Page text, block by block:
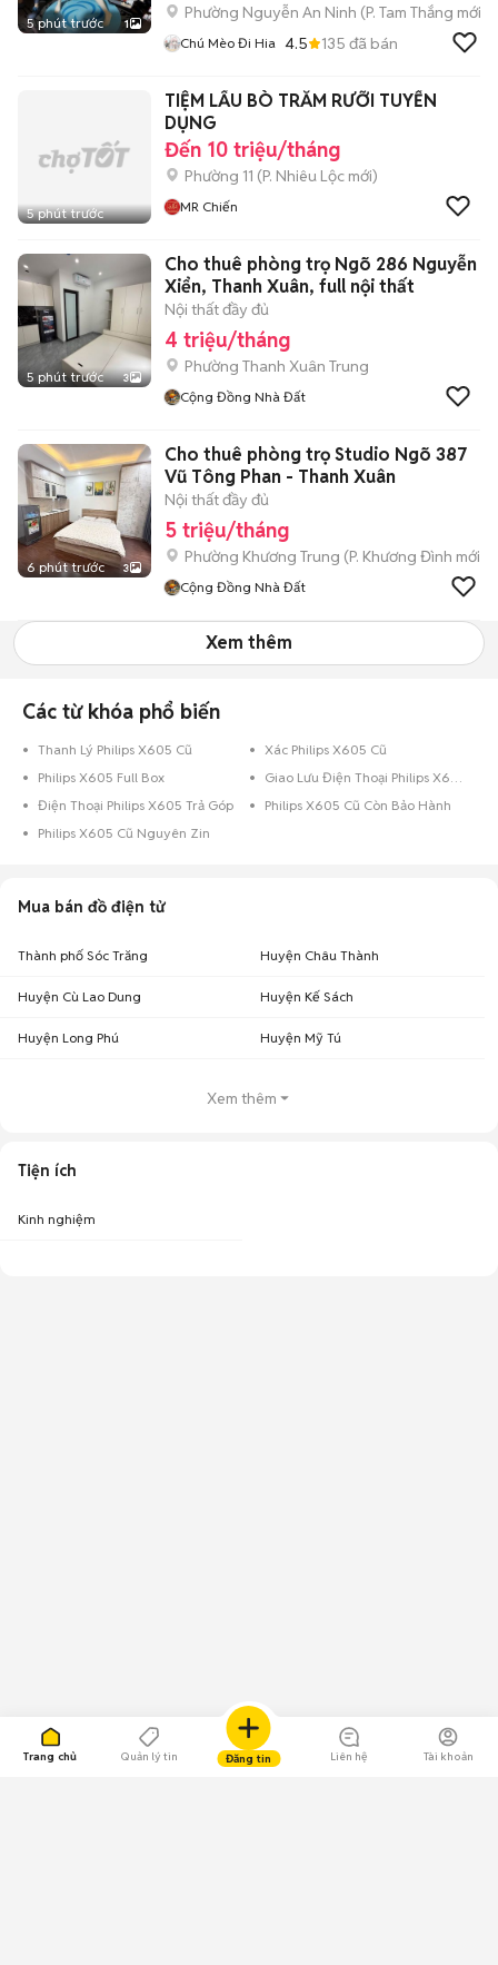
Trang chủ Quản lý tin Đăng tin Liên hệ Tài khoản
5 phút trước 1
Phường Nguyễn An Ninh (P. Tam Thắng mới)
Chú Mèo Đi Hia 4.5 135 đã bán
5 phút trước
TIỆM LẨU BÒ TRĂM RƯỠI TUYỂN
DỤNG
Đến 10 triệu/tháng
Phường 11 (P. Nhiêu Lộc mới)
MR Chiến
5 phút trước 3
Cho thuê phòng trọ Ngõ 286 Nguyễn
Xiển, Thanh Xuân, full nội thất
Nội thất đầy đủ
4 triệu/tháng
Phường Thanh Xuân Trung
Cộng Đồng Nhà Đất
6 phút trước 3
Cho thuê phòng trọ Studio Ngõ 387
Vũ Tông Phan - Thanh Xuân
Nội thất đầy đủ
5 triệu/tháng
Phường Khương Trung (P. Khương Đình mới)
Cộng Đồng Nhà Đất
Xem thêm
Các từ khóa phổ biến
Thanh Lý Philips X605 Cũ
Xác Philips X605 Cũ
Philips X605 Full Box
Giao Lưu Điện Thoại Philips X605
Điện Thoại Philips X605 Trả Góp
Philips X605 Cũ Còn Bảo Hành
Philips X605 Cũ Nguyên Zin
Mua bán đồ điện tử
Thành phố Sóc Trăng Huyện Châu Thành
Huyện Cù Lao Dung Huyện Kế Sách
Huyện Long Phú Huyện Mỹ Tú
Xem thêm
Tiện ích
Kinh nghiệm